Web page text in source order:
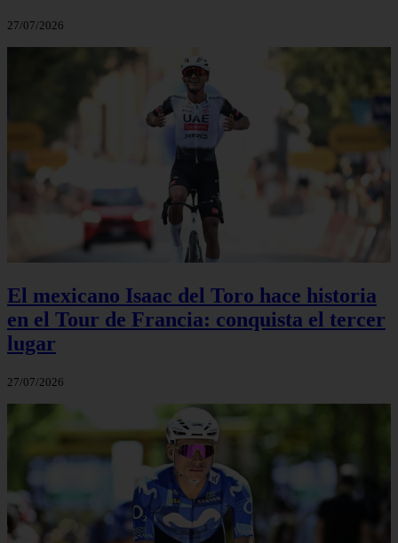
27/07/2026
El mexicano Isaac del Toro hace historia
en el Tour de Francia: conquista el tercer
lugar
27/07/2026